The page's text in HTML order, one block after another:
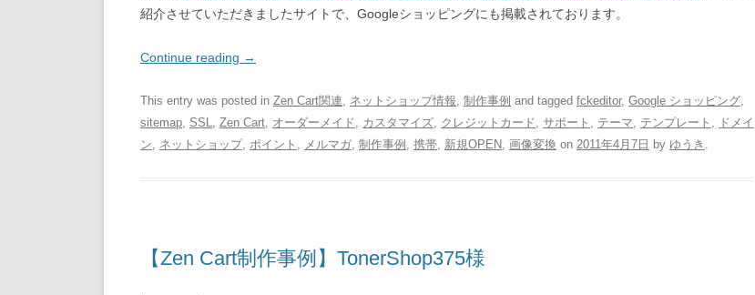
紹介させていただきましたサイトで、Googleショッピングにも掲載されております。
Continue reading →
This entry was posted in Zen Cart関連, ネットショップ情報, 制作事例 and tagged fckeditor, Google ショッピング,
sitemap, SSL, Zen Cart, オーダーメイド , カスタマイズ, クレジットカード , サポート , テーマ, テンプレート , ドメイ
ン, ネットショップ, ポイント , メルマガ, 制作事例 , 携帯, 新規OPEN, 画像変換 on 2011年4月7日 by ゆうき .
【Zen Cart制作事例】TonerShop375様